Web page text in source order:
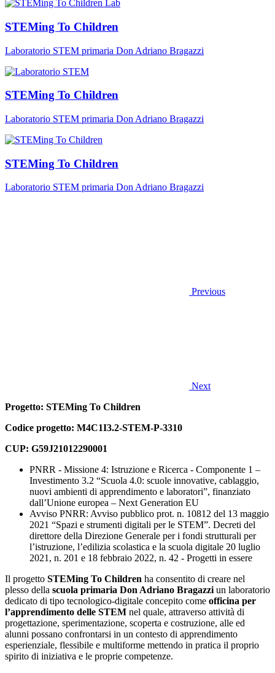
STEMing To Children
Laboratorio STEM primaria Don Adriano Bragazzi
STEMing To Children
Laboratorio STEM primaria Don Adriano Bragazzi
STEMing To Children
Laboratorio STEM primaria Don Adriano Bragazzi
Previous
Next
Progetto: STEMing To Children
Codice progetto: M4C1I3.2-STEM-P-3310
CUP: G59J21012290001
PNRR - Missione 4: Istruzione e Ricerca - Componente 1 –
Investimento 3.2 “Scuola 4.0: scuole innovative, cablaggio,
nuovi ambienti di apprendimento e laboratori”, finanziato
dall’Unione europea – Next Generation EU
Avviso PNRR: Avviso pubblico prot. n. 10812 del 13 maggio
2021 “Spazi e strumenti digitali per le STEM”. Decreti del
direttore della Direzione Generale per i fondi strutturali per
l’istruzione, l’edilizia scolastica e la scuola digitale 20 luglio
2021, n. 201 e 18 febbraio 2022, n. 42 - Progetti in essere
Il progetto STEMing To Children ha consentito di creare nel
plesso della scuola primaria Don Adriano Bragazziun laboratorio
dedicato di tipo tecnologico-digitale concepito come officina per
l’apprendimento delle STEM nel quale, attraverso attività di
progettazione, sperimentazione, scoperta e costruzione, alle ed
alunni possano confrontarsi in un contesto di apprendimento
esperienziale, flessibile e multiforme mettendo in pratica il proprio
spirito di iniziativa e le proprie competenze.